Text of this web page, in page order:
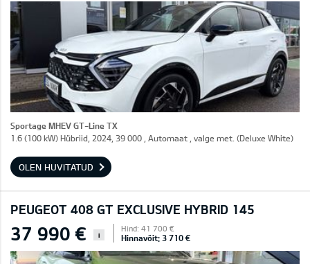
Sportage MHEV GT-Line TX
1.6 (100 kW) Hübriid, 2024, 39 000 , Automaat , valge met. (Deluxe White)
OLEN HUVITATUD
PEUGEOT 408 GT EXCLUSIVE HYBRID 145
37 990 € i
Hind: 41 700 €
Hinnavõit: 3 710 €